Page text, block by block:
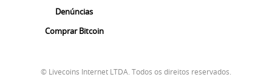
Denúncias
Comprar Bitcoin
© Livecoins Internet LTDA. Todos os direitos reservados.